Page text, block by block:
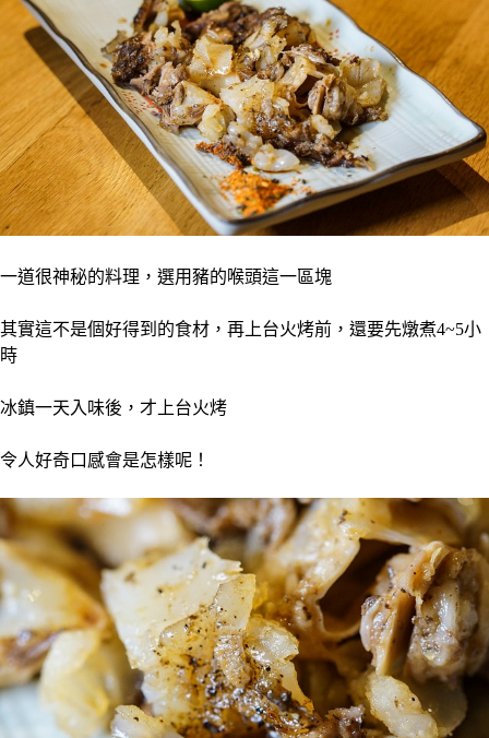
一道很神秘的料理，選用豬的喉頭這一區塊
其實這不是個好得到的食材，再上台火烤前，還要先燉煮4~5小
時
冰鎮一天入味後，才上台火烤
令人好奇口感會是怎樣呢！